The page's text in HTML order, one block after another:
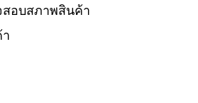
สอบสภาพสินค้า